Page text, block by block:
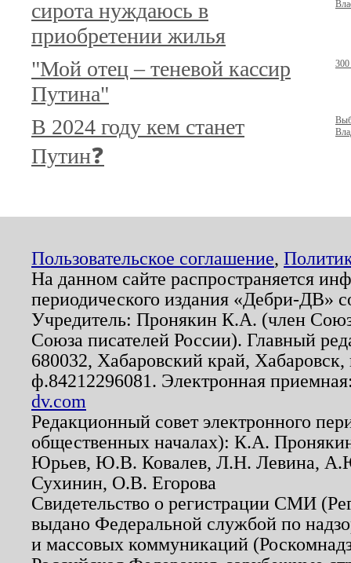
сирота нуждаюсь в
приобретении жилья
"Мой отец – теневой кассир
Путина"
300
В 2024 году кем станет
Путин❓
Пользовательское соглашение,
На данном сайте распространяется
периодического издания «Дебри-ДВ»
Учредитель: Пронякин К.А. (член
Союза писателей России). Главный
680032, Хабаровский край,
ф.84212296081. Электронная
dv.com
Редакционный совет электронного
общественных началах): К.А.
Юрьев, Ю.В. Ковалев, Л.Н. Левина,
Сухинин, О.В. Егорова
Свидетельство о регистрации СМИ
выдано Федеральной службой по
и массовых коммуникаций